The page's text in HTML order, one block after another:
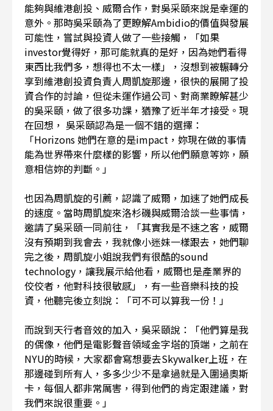
能夠與維港創投、威爾合作，對吳采頤來說是幸運的
意外。那時吳采頤為了更瞭解Ambidio的價值與發展
可能性，嘗試與投資人做了一些接觸，「如果
investor覺得好，那可能就真的是好，因為她們看得
東西比我們多，想得也不太一樣」，沒想到被輾轉分
享到維港創投資負責人周凱旋那邊，很快的展開了投
資合作的討論，但從未運作過公司、對商業瞭解甚少
的吳采頤，做了很多功課，猶豫了近半年才接受。現
在回想， 吳采頤認為是一個不錯的選擇：
「Horizons 她們在意的是impact，妳現在做的事情
能為世界帶來什麼樣的影響，所以他們願意等妳，願
意相信妳的判斷。」
也因為周凱旋的引薦，認識了威爾，加速了她們成長
的速度。當時周凱旋來洛杉磯與威爾洽談一些事情，
邀請了吳采頤一同前往，「其實我是不速之客，威爾
沒有預期到我會去，我就像小迷妹一樣跟去，她們聊
完之後，周凱旋小姐說我們有很酷的sound
technology，讓我展示給他看，威爾也是產業界的
佼佼者，他對科技很敏感」，有一些音樂科技的投
資，他聽完後立刻說：「可不可以算我一份！」
而說到天行者音效的加入，吳采頤說：「他們算是我
的偶像，他們是電影聲音領域金字塔的頂端，之前在
NYU的時候，大家都會寫想要去Skywalker上班，在
那邊碰到所有人，多多少少不是拿過就是入圍過奧斯
卡，每個人都非常厲害，得到他們的肯定跟建議，對
我們來說很重要。」